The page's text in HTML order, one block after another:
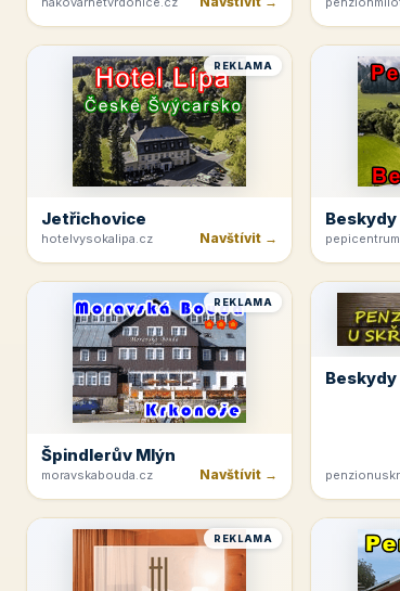
REKLAMA
Jetřichovice
hotelvysokalipa.cz Navštívit →
Beskydy
REKLAMA
Špindlerův Mlýn
moravskabouda.cz Navštívit →
Beskydy
REKLAMA